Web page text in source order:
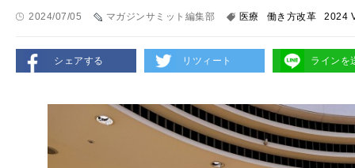
2024/07/05 マガジンサミット編集部 医療 働き方改革 2024
シェアする リツィート ラインを